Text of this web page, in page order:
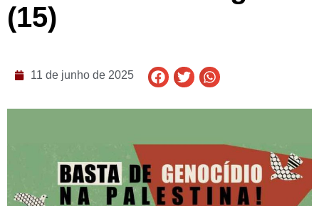
(15)
11 de junho de 2025